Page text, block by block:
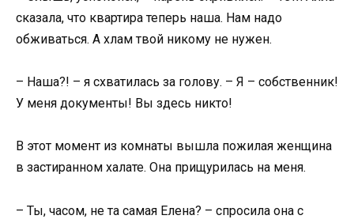
сказала, что квартира теперь наша. Нам надо
обживаться. А хлам твой никому не нужен.
– Наша?! – я схватилась за голову. – Я – собственник!
У меня документы! Вы здесь никто!
В этот момент из комнаты вышла пожилая женщина
в застиранном халате. Она прищурилась на меня.
– Ты, часом, не та самая Елена? – спросила она с